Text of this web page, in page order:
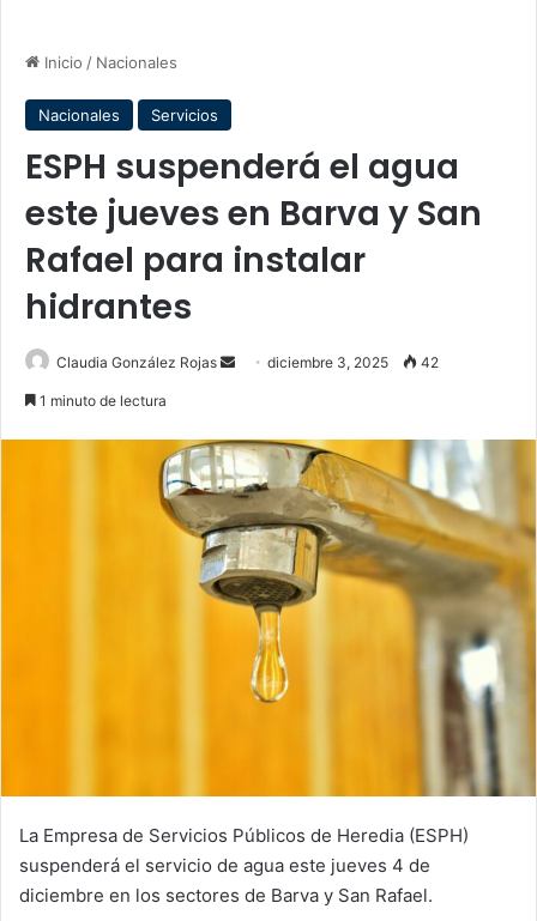
Inicio / Nacionales
Nacionales Servicios
ESPH suspenderá el agua
este jueves en Barva y San
Rafael para instalar
hidrantes
Claudia González Rojas
Senddiciembre 3, 2025 42
1 minuto de lectura
La Empresa de Servicios Públicos de Heredia (ESPH)
suspenderá el servicio de agua este jueves 4 de
diciembre en los sectores de Barva y San Rafael.